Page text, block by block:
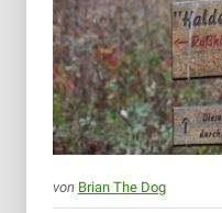
von Brian The Dog